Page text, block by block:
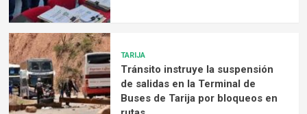
TARIJA
Tránsito instruye la suspensión
de salidas en la Terminal de
Buses de Tarija por bloqueos en